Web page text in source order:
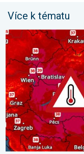
Více k tématu
Extrémní teploty ve